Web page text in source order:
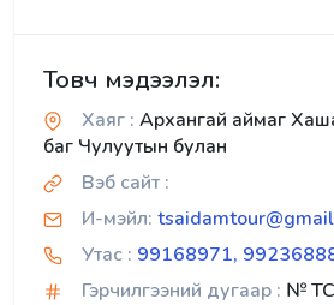
Товч мэдээлэл:
Хаяг : Архангай аймаг
баг Чулуутын булан
Вэб сайт :
И-мэйл:
Утас : 99168971,
Гэрчилгээний дугаар : №